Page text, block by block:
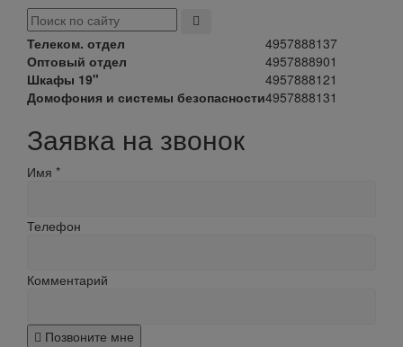
Телеком. отдел
4957888137
Оптовый отдел
4957888901
Шкафы 19"
4957888121
Домофония и системы безопасности4957888131
Заявка на звонок
Имя *
Телефон
Комментарий
Позвоните мне